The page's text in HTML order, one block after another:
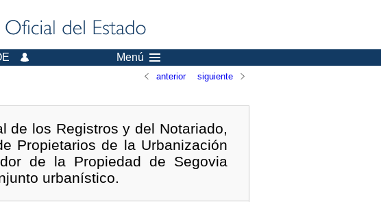
Menú
anterior siguiente
de los Registros y del Notariado,
Propietarios de la Urbanización
de la Propiedad de Segovia
urbanístico.